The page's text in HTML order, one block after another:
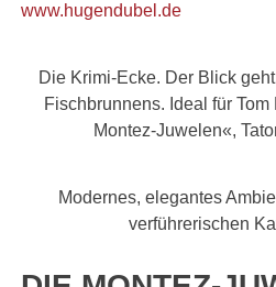
www.hugendubel.de
Die Krimi-Ecke. Der Blick
Fischbrunnens. Ideal für
Montez-Juwelen«,
Modernes, elegantes
verführerischen